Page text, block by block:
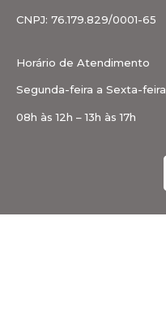
CNPJ: 76.179.829/0001-65
Horário de Atendimento
Segunda-feira a Sexta-feira
08h às 12h – 13h às 17h